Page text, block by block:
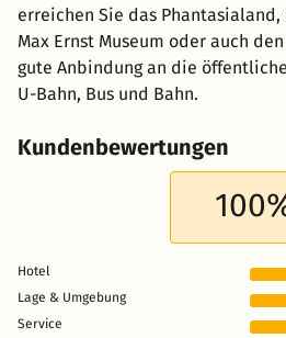
erreichen Sie das Phantasialand,
Max Ernst Museum oder auch
gute Anbindung an die
U-Bahn, Bus und Bahn.
Kundenbewertungen
Hotel
Lage & Umgebung
Service